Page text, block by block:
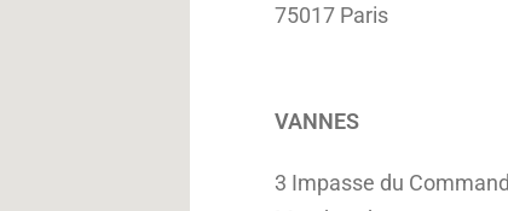
75017 Paris
VANNES
3 Impasse du